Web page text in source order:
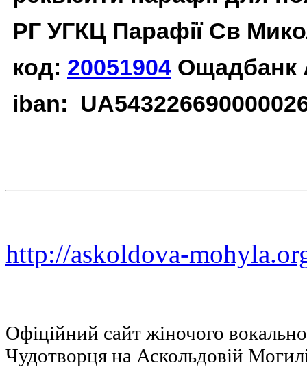
РГ УГКЦ Парафії Св
код: 20051904 Ощадбанк
iban:
http://askoldova-
Офіційний сайт жіночого
Чудотворця на Аскольдовій